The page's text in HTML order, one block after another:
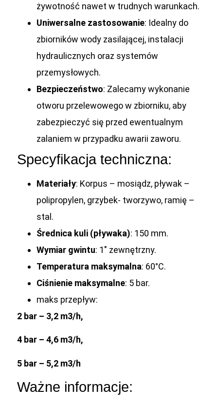
żywotność nawet w trudnych warunkach.
Uniwersalne zastosowanie: Idealny do
zbiorników wody zasilającej, instalacji
hydraulicznych oraz systemów
przemysłowych.
Bezpieczeństwo: Zalecamy wykonanie
otworu przelewowego w zbiorniku, aby
zabezpieczyć się przed ewentualnym
zalaniem w przypadku awarii zaworu.
Specyfikacja techniczna:
Materiały: Korpus – mosiądz, pływak –
polipropylen, grzybek- tworzywo, ramię –
stal.
Średnica kuli (pływaka): 150 mm.
Wymiar gwintu: 1″ zewnętrzny.
Temperatura maksymalna: 60°C.
Ciśnienie maksymalne: 5 bar.
maks przepływ:
2 bar – 3,2 m3/h,
4 bar – 4,6 m3/h,
5 bar – 5,2 m3/h
Ważne informacje: